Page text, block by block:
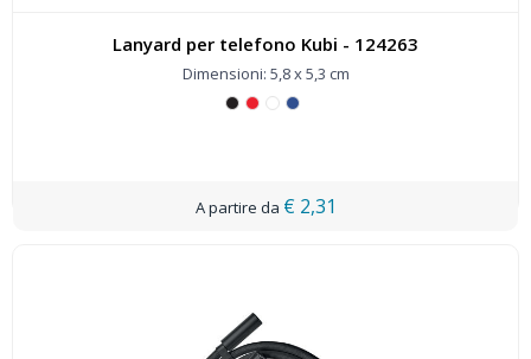
Lanyard per telefono Kubi - 124263
Dimensioni: 5,8 x 5,3 cm
€ 2,31